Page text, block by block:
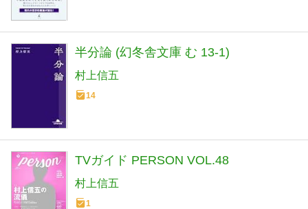
半分論 (幻冬舎文庫 む 13-1)
村上信五
14
TVガイド PERSON VOL.48
村上信五
1